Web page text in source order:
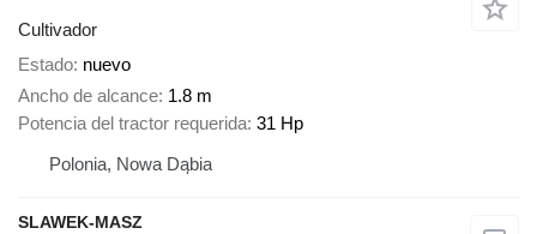
Cultivador
Estado nuevo
Ancho de alcance 1.8 m
Potencia del tractor requerida 31 Hp
Polonia, Nowa Dąbia
SLAWEK-MASZ